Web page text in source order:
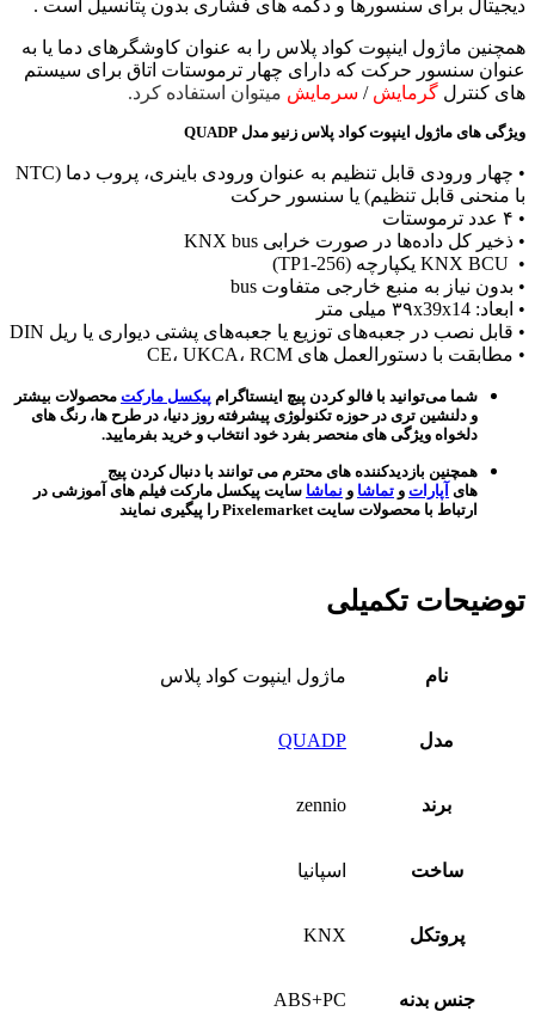
دیجیتال برای سنسورها و دکمه های فشاری بدون پتانسیل است .
همچنین ماژول اینپوت کواد پلاس را به عنوان کاوشگر‌های دما یا به
عنوان سنسور حرکت که دارای چهار ترموستات اتاق برای سیستم‌
های کنترل گرمایش / سرمایش میتوان استفاده کرد.
ویژگی های ماژول اینپوت کواد پلاس زنیو مدل QUADP
• چهار ورودی قابل تنظیم به عنوان ورودی باینری، پروب دما (NTC
با منحنی قابل تنظیم) یا سنسور حرکت
• ۴ عدد ترموستات
• ذخیر کل داده‌ها در صورت خرابی KNX bus
• KNX BCU یکپارچه (TP1-256)
• بدون نیاز به منبع خارجی متفاوت bus
• ابعاد: ۳۹x39x14 میلی متر
• قابل نصب در جعبه‌های توزیع یا جعبه‌های پشتی دیواری یا ریل DIN
• مطابقت با دستورالعمل های CE، UKCA، RCM
شما می‌توانید با فالو کردن پیچ اینستاگرام پیکسل مارکت محصولات بیشتر
و دلنشین تری در حوزه تکنولوژی پیشرفته روز دنیا، در طرح ها، رنگ های
دلخواه ویژگی های منحصر بفرد خود انتخاب و خرید بفرمایید.
همچنین بازدیدکننده های محترم می توانند با دنبال کردن پیج
های آپارات و تماشا و نماشا سایت پیکسل مارکت فیلم های آموزشی در
ارتباط با محصولات سایت Pixelemarket را پیگیری نمایند
توضیحات تکمیلی
نام ماژول اینپوت کواد پلاس
مدل QUADP
برند zennio
ساخت اسپانیا
پروتکل KNX
جنس بدنه ABS+PC